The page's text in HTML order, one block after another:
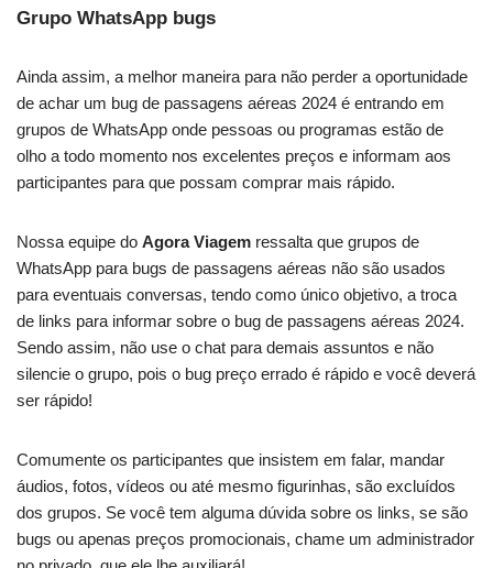
Grupo WhatsApp bugs
Ainda assim, a melhor maneira para não perder a oportunidade
de achar um bug de passagens aéreas 2024 é entrando em
grupos de WhatsApp onde pessoas ou programas estão de
olho a todo momento nos excelentes preços e informam aos
participantes para que possam comprar mais rápido.
Nossa equipe do Agora Viagem ressalta que grupos de
WhatsApp para bugs de passagens aéreas não são usados
para eventuais conversas, tendo como único objetivo, a troca
de links para informar sobre o bug de passagens aéreas 2024.
Sendo assim, não use o chat para demais assuntos e não
silencie o grupo, pois o bug preço errado é rápido e você deverá
ser rápido!
Comumente os participantes que insistem em falar, mandar
áudios, fotos, vídeos ou até mesmo figurinhas, são excluídos
dos grupos. Se você tem alguma dúvida sobre os links, se são
bugs ou apenas preços promocionais, chame um administrador